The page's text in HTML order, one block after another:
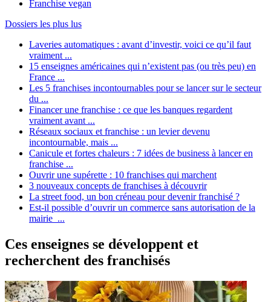
Franchise vegan
Dossiers les plus lus
Laveries automatiques : avant d’investir, voici ce qu’il faut
vraiment ...
15 enseignes américaines qui n’existent pas (ou très peu) en
France ...
Les 5 franchises incontournables pour se lancer sur le secteur
du ...
Financer une franchise : ce que les banques regardent
vraiment avant ...
Réseaux sociaux et franchise : un levier devenu
incontournable, mais ...
Canicule et fortes chaleurs : 7 idées de business à lancer en
franchise ...
Ouvrir une supérette : 10 franchises qui marchent
3 nouveaux concepts de franchises à découvrir
La street food, un bon créneau pour devenir franchisé ?
Est-il possible d’ouvrir un commerce sans autorisation de la
mairie ...
Ces enseignes se développent et
recherchent des franchisés